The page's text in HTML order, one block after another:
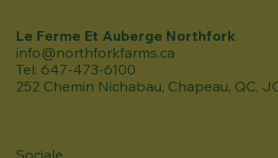
Le Ferme Et Auberge Northfork
info@northforkfarms.ca
Tel: 647-473-6100
252 Chemin Nichabau, Chapeau, QC,